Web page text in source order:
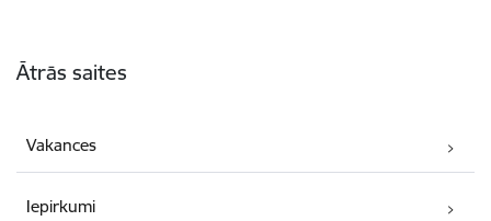
Ātrās saites
Vakances
Iepirkumi